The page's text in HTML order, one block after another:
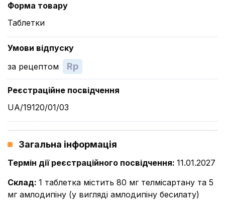
Форма товару
Таблетки
Умови відпуску
за рецептом
Rp
Реєстраційне посвідчення
UA/19120/01/03
Загальна інформація
Термін дії реєстраційного посвідчення: 11.01.2027
Склад: 1 таблетка містить 80 мг телмісартану та 5
мг амлодипіну (у вигляді амлодипіну бесилату)